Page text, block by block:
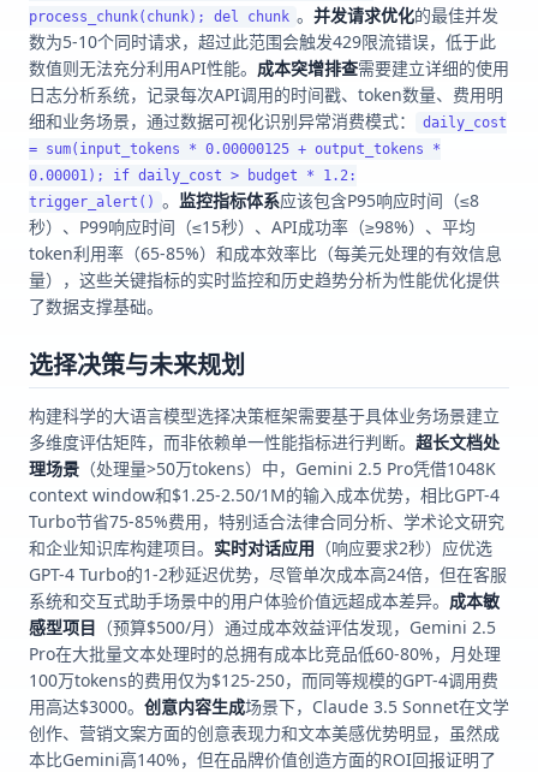
process_chunk(chunk); del chunk 。 并发请求优化的最佳并发
数为5-10个同时请求，超过此范围会触发429限流错误，低于此
数值则无法充分利用API性能。 成本突增排查需要建立详细的使用
日志分析系统，记录每次API调用的时间戳、token数量、费用明
细和业务场景，通过数据可视化识别异常消费模式：
daily_cost
= sum(input_tokens * 0.00000125 + output_tokens *
0.00001); if daily_cost > budget * 1.2:
trigger_alert() 。 监控指标体系应该包含P95响应时间（≤8
秒）、P99响应时间（≤15秒）、API成功率（≥98%）、平均
token利用率（65-85%）和成本效率比（每美元处理的有效信息
量），这些关键指标的实时监控和历史趋势分析为性能优化提供
了数据支撑基础。
选择决策与未来规划
构建科学的大语言模型选择决策框架需要基于具体业务场景建立
多维度评估矩阵，而非依赖单一性能指标进行判断。 超长文档处
理场景 （处理量>50万tokens）中，Gemini 2.5 Pro凭借1048K
context window和$1.25-2.50/1M的输入成本优势，相比GPT-4
Turbo节省75-85%费用，特别适合法律合同分析、学术论文研究
和企业知识库构建项目。 实时对话应用 （响应要求2秒）应优选
GPT-4 Turbo的1-2秒延迟优势，尽管单次成本高24倍，但在客服
系统和交互式助手场景中的用户体验价值远超成本差异。 成本敏
感型项目 （预算$500/月）通过成本效益评估发现，Gemini 2.5
Pro在大批量文本处理时的总拥有成本比竞品低60-80%，月处理
100万tokens的费用仅为$125-250，而同等规模的GPT-4调用费
用高达$3000。 创意内容生成场景下，Claude 3.5 Sonnet在文学
创作、营销文案方面的创意表现力和文本美感优势明显，虽然成
本比Gemini高140%，但在品牌价值创造方面的ROI回报证明了